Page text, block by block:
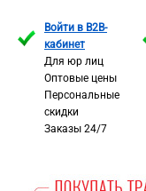
Войти в B2B-
кабинет
Для юр лиц
Оптовые цены
Персональные
скидки
Заказы 24/7